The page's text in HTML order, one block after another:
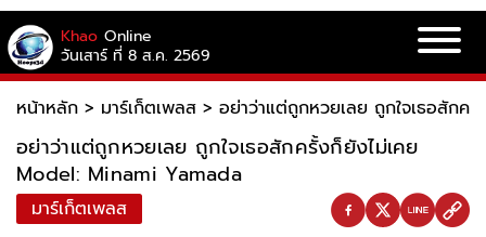
Khao Online
วันเสาร์ ที่ 8 ส.ค. 2569
หน้าหลัก > มาร์เก็ตเพลส > อย่าว่าแต่ถูกหวยเลย ถูกใจเธอสักค
อย่าว่าแต่ถูกหวยเลย ถูกใจเธอสักครั้งก็ยังไม่เคย
Model: Minami Yamada
มาร์เก็ตเพลส